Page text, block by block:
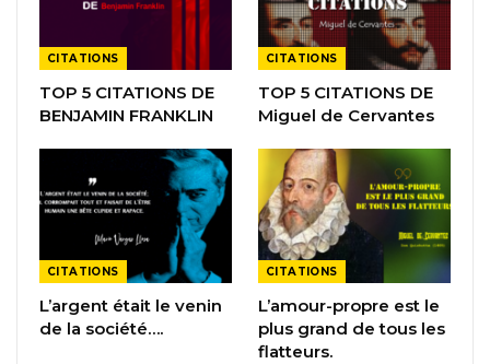
CITATIONS
TOP 5 CITATIONS DE
BENJAMIN FRANKLIN
CITATIONS
TOP 5 CITATIONS DE
Miguel de Cervantes
CITATIONS
L’argent était le venin
de la société….
CITATIONS
L’amour-propre est le
plus grand de tous les
flatteurs.